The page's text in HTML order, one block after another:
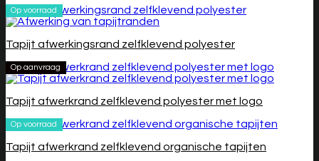
Op voorraad
Tapijt afwerkingsrand zelfklevend polyester
Op aanvraag
Tapijt afwerkrand zelfklevend polyester met logo
Op voorraad
Tapijt afwerkrand zelfklevend organische tapijten